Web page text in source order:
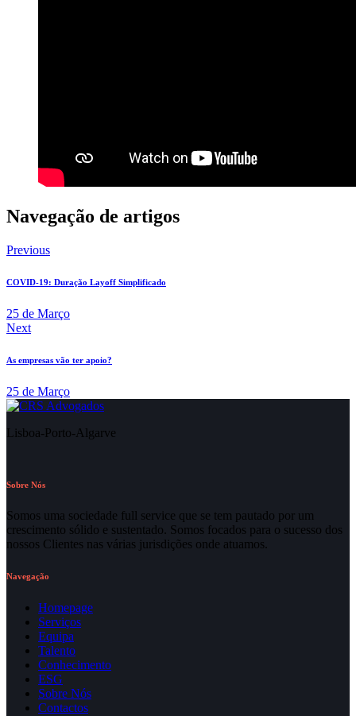
Navegação de artigos
Previous
COVID-19: Duração Layoff Simplificado
25 de Março
Next
As empresas vão ter apoio?
25 de Março
Lisboa-Porto-Algarve
Sobre Nós
Somos uma sociedade full service que se tem pautado por um
crescimento sólido e sustentado. Somos focados para o sucesso dos
nossos Clientes nas várias jurisdições onde atuamos.
Navegação
Homepage
Serviços
Equipa
Talento
Conhecimento
ESG
Sobre Nós
Contactos